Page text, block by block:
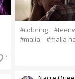
1
#coloring
#malia
#malia